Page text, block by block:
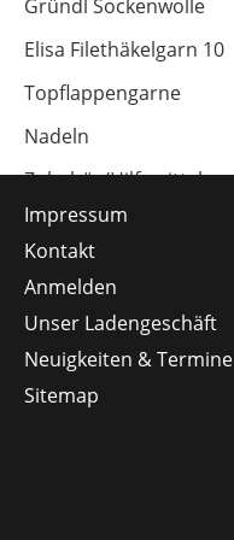
Gründl Sockenwolle
Elisa Filethäkelgarn 10
Topflappengarne
Nadeln
Zubehör/Hilfsmittel
Knöpfe
Online-Sockengarne
Impressum
Kontakt
Anmelden
Unser Ladengeschäft
Neuigkeiten & Termine
Sitemap